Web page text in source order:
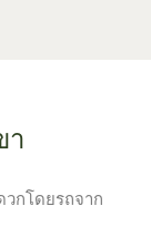
า
วกโดยรถจาก